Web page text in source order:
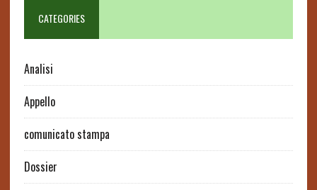
CATEGORIES
Analisi
Appello
comunicato stampa
Dossier